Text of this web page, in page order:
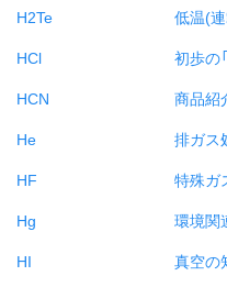
H2Te
HCl
HCN
He
HF
Hg
HI
低温(
初歩の
商品紹
排ガス
特殊ガ
環境関
真空の